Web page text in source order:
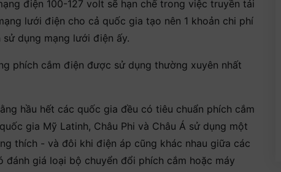
điện 100-127 volt sẽ hạn chế trong việc truyền tải
lưới điện cho cả quốc gia tạo nên 1 khoản chi phí
dụng mạng lưới điện ấy.
phích cắm điện được sử dụng thường xuyên nhất
hầu hết các quốc gia đều có tiêu chuẩn phích cắm
gia Mỹ Latinh, Châu Phi và Châu Á sử dụng một
thích - và đôi khi điện áp cũng khác nhau giữa các
đánh giá loại bộ chuyển đổi phích cắm hoặc máy